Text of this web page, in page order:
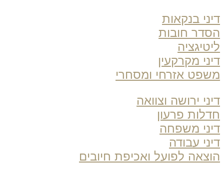
בנקאות
חובות
מקרקעין
אזרחי ומסחרי
ירושה וצוואה
פרעון
משפחה
עבודה
לפועל ואכיפת חיובים